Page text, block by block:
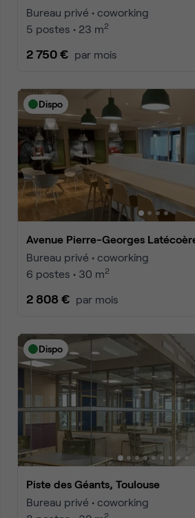
Bureau privé • coworking
5 postes • 23 m2
2 750 € par mois
Dispo
Avenue Pierre-Georges
Bureau privé • coworking
6 postes • 30 m2
2 808 € par mois
Dispo
Piste des Géants, Toulouse
Bureau privé • coworking
2